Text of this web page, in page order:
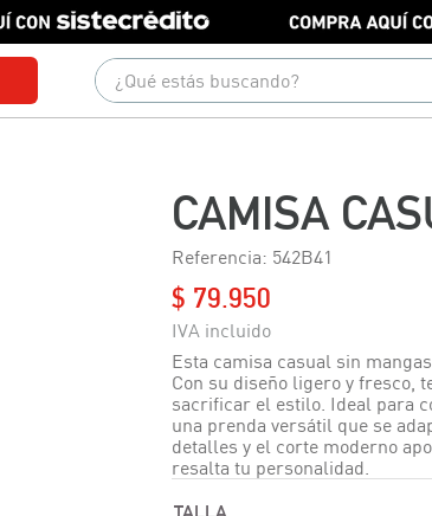
¿Qué estás buscando?
CAMISA
Referencia: 542B41
$ 79.950
Esta camisa casual sin
Con su diseño ligero y fresco,
sacrificar el estilo. Ideal para
una prenda versátil que se
detalles y el corte moderno
resalta tu personalidad.